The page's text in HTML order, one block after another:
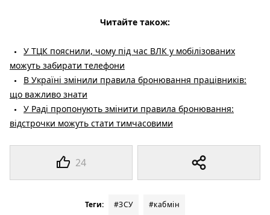
24
Читайте також:
У ТЦК пояснили, чому під час ВЛК у мобілізованих
можуть забирати телефони
В Україні змінили правила бронювання працівників:
що важливо знати
У Раді пропонують змінити правила бронювання:
відстрочки можуть стати тимчасовими
Теги: #ЗСУ #кабмін